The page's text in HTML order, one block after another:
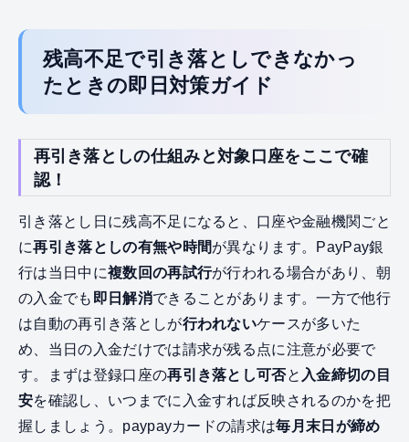
残高不足で引き落としできなかっ
たときの即日対策ガイド
再引き落としの仕組みと対象口座をここで確
認！
引き落とし日に残高不足になると、口座や金融機関ごと
に再引き落としの有無や時間が異なります。PayPay銀
行は当日中に複数回の再試行が行われる場合があり、朝
の入金でも 即日解消できることがあります。一方で他行
は自動の再引き落としが行われないケースが多いた
め、当日の入金だけでは請求が残る点に注意が必要で
す。まずは登録口座の再引き落とし可否と 入金締切の目
安を確認し、いつまでに入金すれば反映されるのかを把
握しましょう。paypayカードの請求は毎月末日が締め